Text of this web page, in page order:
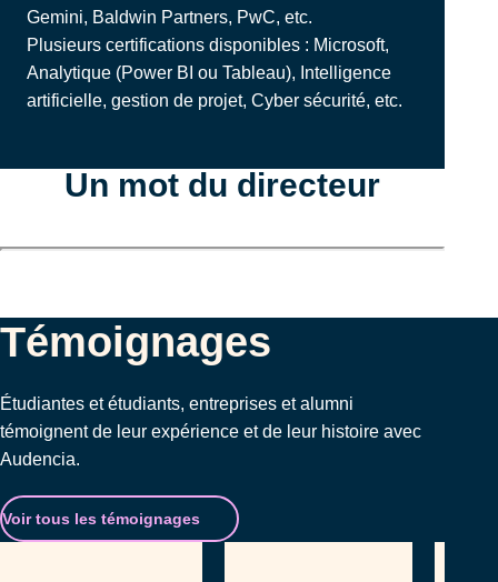
Gemini, Baldwin Partners, PwC, etc.
Plusieurs certifications disponibles : Microsoft,
Analytique (Power BI ou Tableau), Intelligence
artificielle, gestion de projet, Cyber sécurité, etc.
Un mot du directeur
Témoignages
Étudiantes et étudiants, entreprises et alumni
témoignent de leur expérience et de leur histoire avec
Audencia.
Voir tous les témoignages